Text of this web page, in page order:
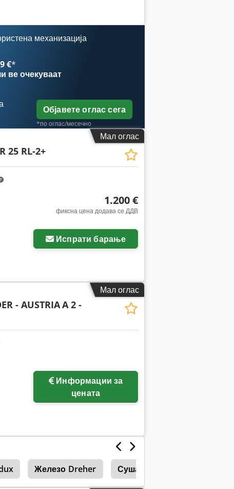
механизација
€*
ве очекуваат
Објавете оглас сега
*по оглас/месечно
Мал оглас
25 RL-2+
1.200 €
фиксна цена додава се ДДВ
Испрати барање
Мал оглас
- AUSTRIAA 2 -
цената
Железо Dreher Сушара